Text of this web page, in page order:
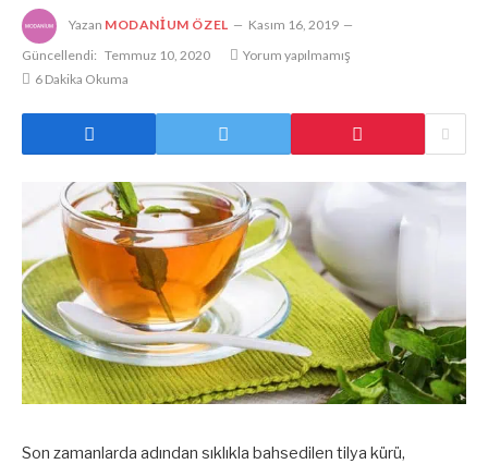
Yazan MODANIUM ÖZEL
Kasım 16, 2019
Güncellendi: Temmuz 10, 2020
Yorum yapılmamış
6 Dakika Okuma
Son zamanlarda adından sıklıkla bahsedilen tilya kürü,